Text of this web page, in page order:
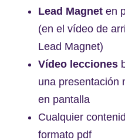
Lead Magnet en
(en el vídeo de
Lead Magnet)
Vídeo lecciones
una presentación
en pantalla
Cualquier
formato pdf